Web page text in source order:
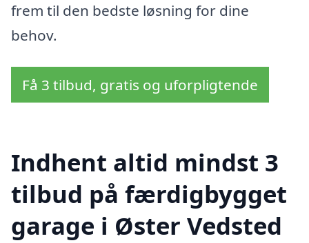
frem til den bedste løsning for dine
behov.
Få 3 tilbud, gratis og uforpligtende
Indhent altid mindst 3
tilbud på færdigbygget
garage i Øster Vedsted